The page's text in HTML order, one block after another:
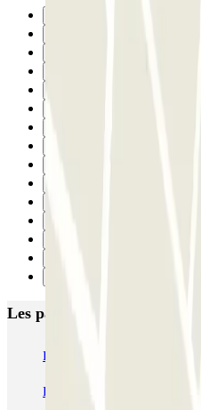
Les parkings les mieux
INDIGO Hôtel de Ville
INDIGO Coeur de Ville Q-